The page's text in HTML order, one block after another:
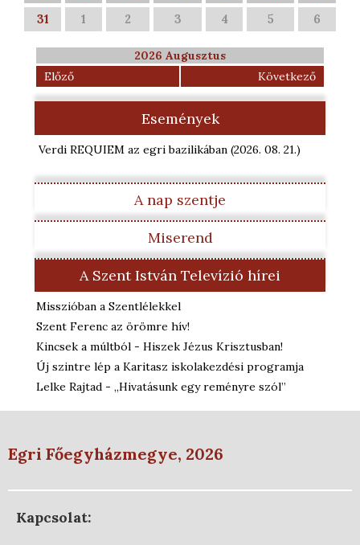
31
1 2 3 4 5 6
2026 Augusztus
Előző
Következő
Események
Verdi REQUIEM az egri bazilikában (2026. 08. 21.)
A nap szentje
Miserend
A Szent István Televízió hírei
Misszióban a Szentlélekkel
Szent Ferenc az örömre hív!
Kincsek a múltból - Hiszek Jézus Krisztusban!
Új szintre lép a Karitasz iskolakezdési programja
Lelke Rajtad - „Hivatásunk egy reményre szól”
Egri Főegyházmegye, 2026
Kapcsolat: